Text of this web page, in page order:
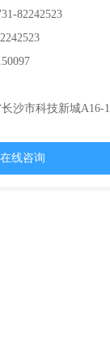
82242523
沙市科技新城A16-1
在线咨询